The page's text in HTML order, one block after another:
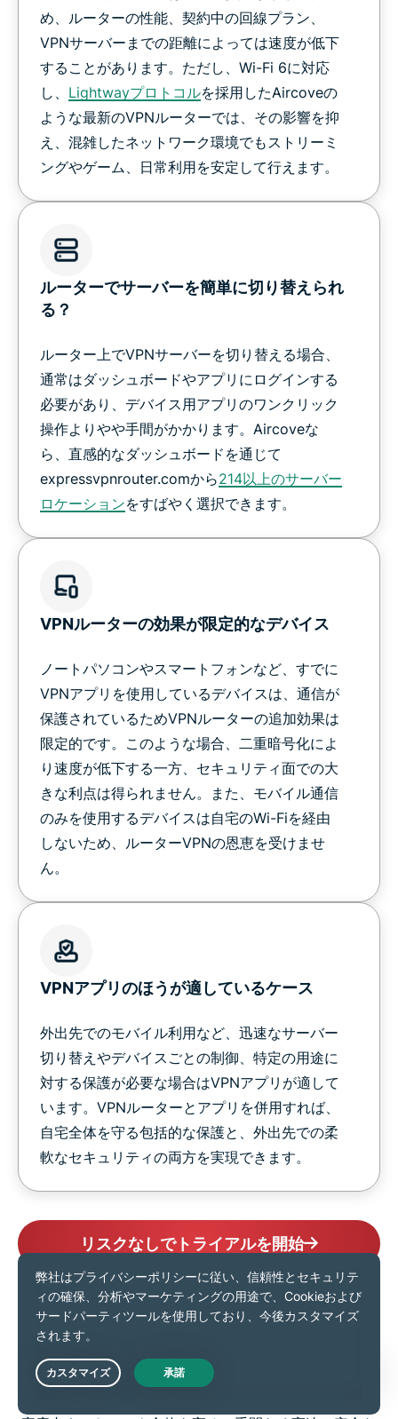
め、ルーターの性能、契約中の回線プラン、
VPNサーバーまでの距離によっては速度が低下
することがあります。ただし、Wi-Fi 6に対応
し、 Lightwayプロトコルを採用したAircoveの
ような最新のVPNルーターでは、その影響を抑
え、混雑したネットワーク環境でもストリーミ
ングやゲーム、日常利用を安定して行えます。
ルーターでサーバーを簡単に切り替えられ
る？
ルーター上でVPNサーバーを切り替える場合、
通常はダッシュボードやアプリにログインする
必要があり、デバイス用アプリのワンクリック
操作よりやや手間がかかります。Aircoveな
ら、直感的なダッシュボードを通じて
expressvpnrouter.comから214以上のサーバー
ロケーションをすばやく選択できます。
VPNルーターの効果が限定的なデバイス
ノートパソコンやスマートフォンなど、すでに
VPNアプリを使用しているデバイスは、通信が
保護されているためVPNルーターの追加効果は
限定的です。このような場合、二重暗号化によ
り速度が低下する一方、セキュリティ面での大
きな利点は得られません。また、モバイル通信
のみを使用するデバイスは自宅のWi-Fiを経由
しないため、ルーターVPNの恩恵を受けませ
ん。
VPNアプリのほうが適しているケース
外出先でのモバイル利用など、迅速なサーバー
切り替えやデバイスごとの制御、特定の用途に
対する保護が必要な場合はVPNアプリが適して
います。VPNルーターとアプリを併用すれば、
自宅全体を守る包括的な保護と、外出先での柔
軟なセキュリティの両方を実現できます。
リスクなしでトライアルを開始
Aircoveの紹介：VPNルー
ターの未来